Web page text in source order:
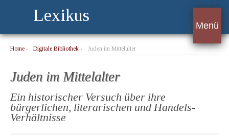
Lexikus
Menü
Home › Digitale Bibliothek › Juden im Mittelalter
Juden im Mittelalter
Ein historischer Versuch über ihre
bürgerlichen, literarischen und Handels-
Verhältnisse